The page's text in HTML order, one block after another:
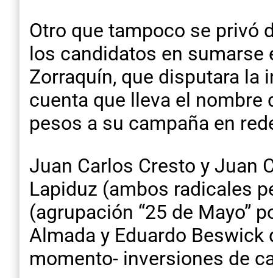
Otro que tampoco se privó
los candidatos en
Zorraquín, que disputara la
cuenta que lleva el nombre
pesos a su campaña en
Juan Carlos Cresto y Juan
Lapiduz (ambos radicales
(agrupación “25 de Mayo”
Almada y Eduardo Beswick
momento- inversiones de